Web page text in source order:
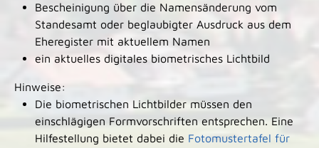
Bescheinigung über die Namensänderung vom
Standesamt oder beglaubigter Ausdruck aus dem
Eheregister mit aktuellem Namen
ein aktuelles digitales biometrisches Lichtbild
Hinweise:
Die biometrischen Lichtbilder müssen den
einschlägigen Formvorschriften entsprechen. Eine
Hilfestellung bietet dabei die Fotomustertafel für